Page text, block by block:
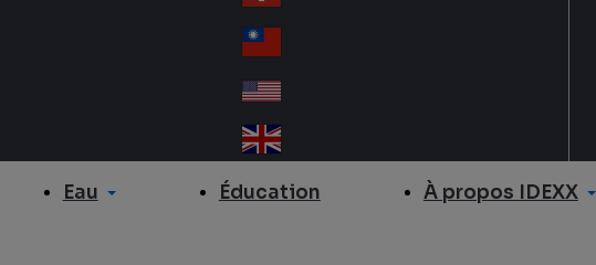
erl
an
d
Sw
itz
erl
an
d
wa
n
A
Un
ite
Eau Éducation À propos IDEXX